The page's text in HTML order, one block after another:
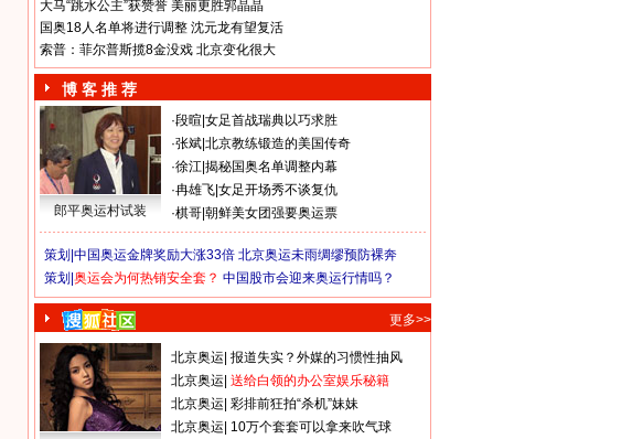
大马“跳水公主”获赞誉 美丽更胜郭晶晶
国奥18人名单将进行调整 沈元龙有望复活
索普：菲尔普斯揽8金没戏 北京变化很大
博 客 推 荐
郎平奥运村试装
·段暄 女足首战瑞典以巧求胜
·张斌 北京教练锻造的美国传奇
·徐江 揭秘国奥名单调整内幕
·冉雄飞 女足开场秀不谈复仇
·棋哥 朝鲜美女团强要奥运票
策划| 中国奥运金牌奖励大涨33倍 北京奥运未雨绸缪预防裸奔
策划| 奥运会为何热销安全套？ 中国股市会迎来奥运行情吗？
更多>>
北京奥运 报道失实？外媒的习惯性抽风
北京奥运 送给白领的办公室娱乐秘籍
北京奥运 彩排前狂拍“杀机”妹妹
北京奥运 10万个套套可以拿来吹气球